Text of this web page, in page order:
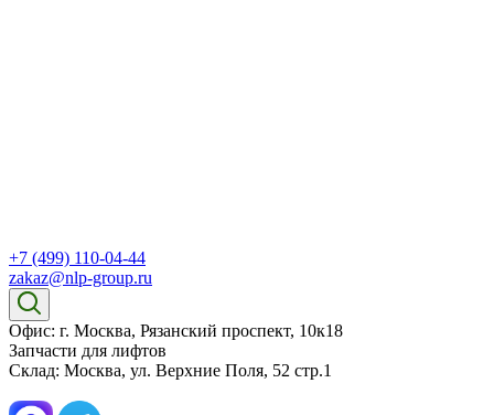
+7 (499) 110-04-44
zakaz@nlp-group.ru
Офис: г. Москва, Рязанский проспект, 10к18
Запчасти для лифтов
Склад: Москва, ул. Верхние Поля, 52 стр.1